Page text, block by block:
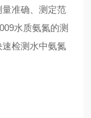
准确、测定范
水质氨氮的测
速检测水中氨氮